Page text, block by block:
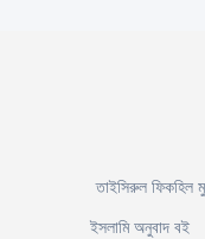
তাইসিরুল ফিকহিল
ইসলামি অনুবাদ বই